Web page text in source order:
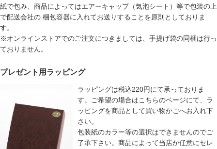
紙で包み、商品によってはエアーキャップ（気泡シート）等で包装の上
で配送会社の 梱包容器に入れてお送りすることを原則としておりま
す。
※オンラインストアでのご注文につきましては、手提げ袋の同梱は行っ
ておりません。
プレゼント用ラッピング
ラッピングは税込220円にて承っておりま
す。ご希望の場合はこちらのページにて、ラ
ッピングを商品として買い物かごへお入れ下
さい。
包装紙のカラー等の選択はできませんのでご
了承下さい。商品によって当店が任意にセレ